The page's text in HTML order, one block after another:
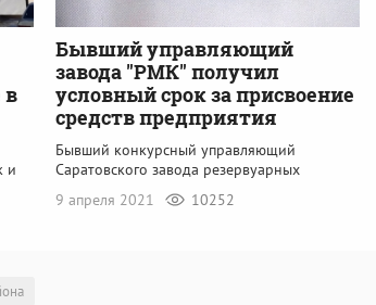
в
и
Бывший управляющий
завода "РМК" получил
условный срок за присвоение
средств предприятия
Бывший конкурсный управляющий
Саратовского завода резервуарных
9 апреля 2021
10252